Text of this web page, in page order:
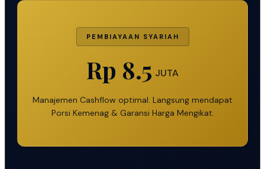
PEMBIAYAAN SYARIAH
Rp 8.5 JUTA
Manajemen Cashflow optimal. Langsung mendapat
Porsi Kemenag & Garansi Harga Mengikat.